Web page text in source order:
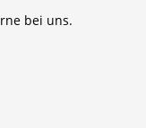
bei uns.